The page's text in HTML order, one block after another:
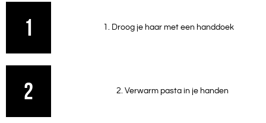
1 1. Droog je haar met een handdoek
2 2. Verwarm pasta in je handen